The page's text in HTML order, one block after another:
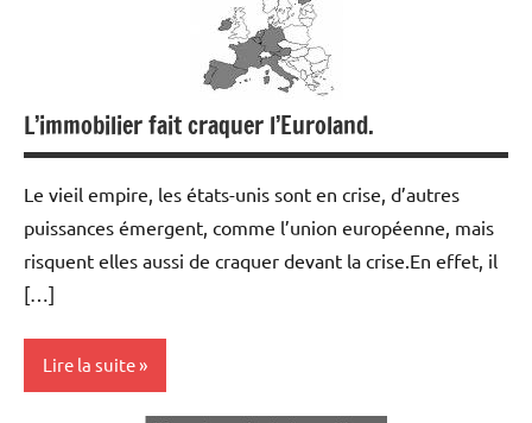
L’immobilier fait craquer l’Euroland.
Le vieil empire, les états-unis sont en crise, d’autres
puissances émergent, comme l’union européenne, mais
risquent elles aussi de craquer devant la crise.En effet, il
[…]
Lire la suite